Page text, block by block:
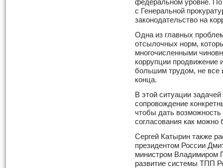
федеральном уровне.
с Генеральной
законодательство на
Одна из главных
отсылочных норм,
многочисленными
коррупции продвижение
большим трудом, не все
конца.
В этой ситуации
сопровождение
чтобы дать
согласования как можно
Сергей Катырин также
президентом России
министром Владимиром
развитие системы ТПП